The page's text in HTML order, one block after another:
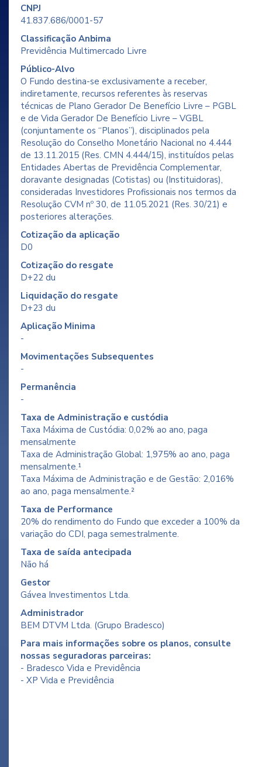
CNPJ
41.837.686/0001-57
Classificação Anbima
Previdência Multimercado Livre
Público-Alvo
O Fundo destina-se exclusivamente a receber,
indiretamente, recursos referentes às reservas
técnicas de Plano Gerador De Benefício Livre – PGBL
e de Vida Gerador De Benefício Livre – VGBL
(conjuntamente os “Planos”), disciplinados pela
Resolução do Conselho Monetário Nacional no 4.444
de 13.11.2015 (Res. CMN 4.444/15), instituídos pelas
Entidades Abertas de Previdência Complementar,
doravante designadas (Cotistas) ou (Instituidoras),
consideradas Investidores Profissionais nos termos da
Resolução CVM nº 30, de 11.05.2021 (Res. 30/21) e
posteriores alterações.
Cotização da aplicação
D0
Cotização do resgate
D+22 du
Liquidação do resgate
D+23 du
Aplicação Minima
-
Movimentações Subsequentes
-
Permanência
-
Taxa de Administração e custódia
Taxa Máxima de Custódia: 0,02% ao ano, paga
mensalmente
Taxa de Administração Global: 1,975% ao ano, paga
mensalmente.¹
Taxa Máxima de Administração e de Gestão: 2,016%
ao ano, paga mensalmente.²
Taxa de Performance
20% do rendimento do Fundo que exceder a 100% da
variação do CDI, paga semestralmente.
Taxa de saída antecipada
Não há
Gestor
Gávea Investimentos Ltda.
Administrador
BEM DTVM Ltda. (Grupo Bradesco)
Para mais informações sobre os planos, consulte
nossas seguradoras parceiras:
- Bradesco Vida e Previdência
- XP Vida e Previdência